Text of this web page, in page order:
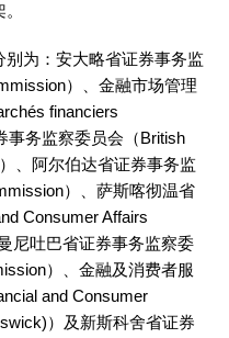
为：安大略省证券事务监
）、金融市场管理
financiers
事务监察委员会（British
、阿尔伯达省证券事务监
）、萨斯喀彻温省
Consumer Affairs
尼吐巴省证券事务监察委
）、金融及消费者服
and Consumer
）及新斯科舍省证券